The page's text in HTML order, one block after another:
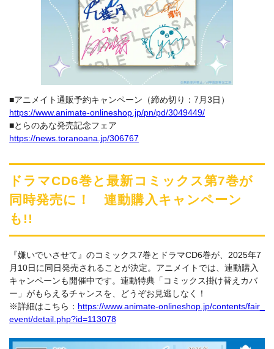
■アニメイト通販予約キャンペーン（締め切り：7月3日）
https://www.animate-onlineshop.jp/pn/pd/3049449/
■とらのあな発売記念フェア
https://news.toranoana.jp/306767
ドラマCD6巻と最新コミックス第7巻が
同時発売に！ 連動購入キャンペーン
も!!
『嫌いでいさせて』のコミックス7巻とドラマCD6巻が、2025年7
月10日に同日発売されることが決定。アニメイトでは、連動購入
キャンペーンも開催中です。連動特典「コミックス掛け替えカバ
ー」がもらえるチャンスを、どうぞお見逃しなく！
※詳細はこちら： https://www.animate-onlineshop.jp/contents/fair_
event/detail.php?id=113078